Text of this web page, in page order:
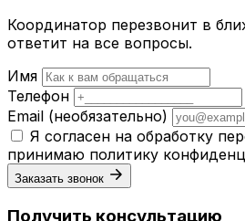
Координатор перезвонит в
ответит на все вопросы.
Имя
Телефон
Email (необязательно)
Я согласен на обработку
принимаю политику
Заказать звонок
Получить консультацию